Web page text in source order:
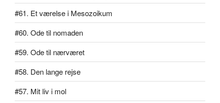
#61. Et værelse i Mesozoikum
#60. Ode til nomaden
#59. Ode til nærværet
#58. Den lange rejse
#57. Mit liv i mol